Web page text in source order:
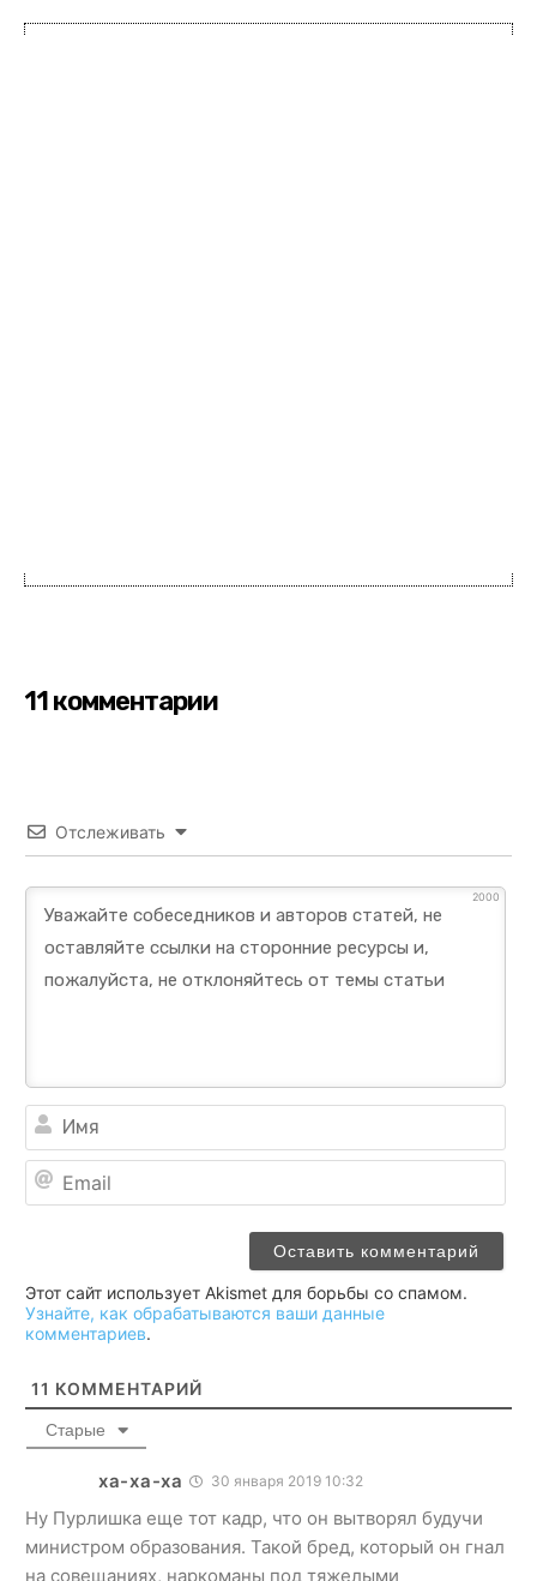
11 комментарии
Отслеживать
2000
Этот сайт использует Akismet для борьбы со спамом.
Узнайте, как обрабатываются ваши данные
комментариев.
11 КОММЕНТАРИЙ
Старые
ха-ха-ха 30 января 2019 10:32
Ну Пурлишка еще тот кадр, что он вытворял будучи
министром образования. Такой бред, который он гнал
на совещаниях, наркоманы под тяжелыми